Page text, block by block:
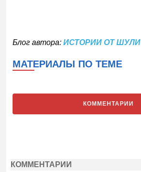
Блог автора:ИСТОРИИ ОТ ШУЛИ
МАТЕРИАЛЫ ПО ТЕМЕ
КОММЕНТАРИИ
КОММЕНТАРИИ